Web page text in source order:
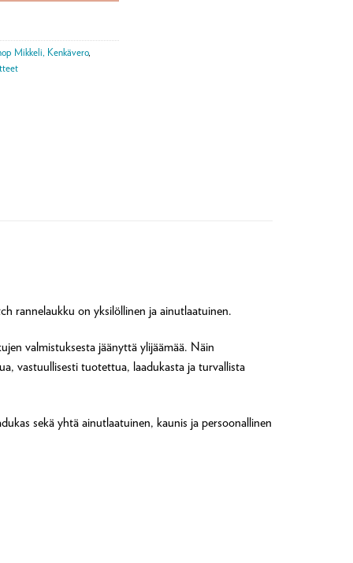
Mikkeli, Kenkävero,
rannelaukku on yksilöllinen ja ainutlaatuinen.
valmistuksesta jäänyttä ylijäämää. Näin
vastuullisesti tuotettua, laadukasta ja turvallista
sekä yhtä ainutlaatuinen, kaunis ja persoonallinen